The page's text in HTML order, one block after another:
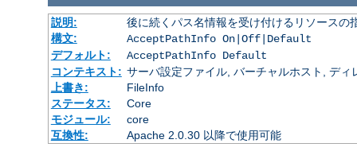
説明:
後に続くパス名情報を受け付けるリソースの
構文:
AcceptPathInfo On|Off|Default
デフォルト:
AcceptPathInfo Default
コンテキスト: サーバ設定ファイル, バーチャルホスト, ディ
上書き:
FileInfo
ステータス:
Core
モジュール:
core
互換性:
Apache 2.0.30 以降で使用可能